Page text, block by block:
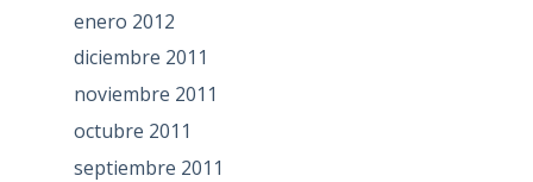
enero 2012
diciembre 2011
noviembre 2011
octubre 2011
septiembre 2011